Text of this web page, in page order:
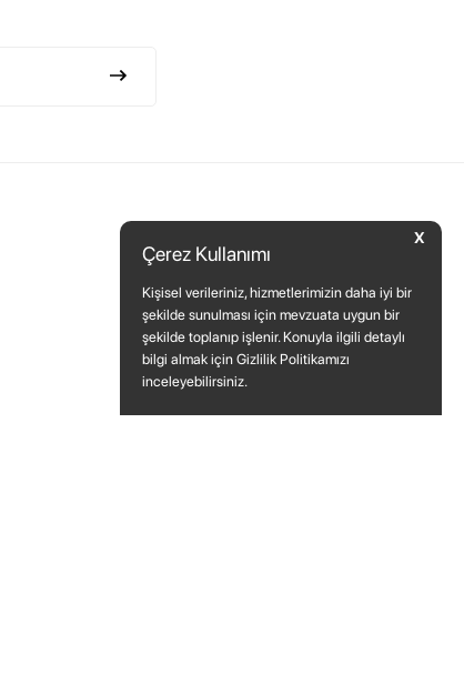
X
Çerez Kullanımı
Kişisel verileriniz, hizmetlerimizin daha iyi bir
şekilde sunulması için mevzuata uygun bir
şekilde toplanıp işlenir. Konuyla ilgili detaylı
bilgi almak için Gizlilik Politikamızı
inceleyebilirsiniz.